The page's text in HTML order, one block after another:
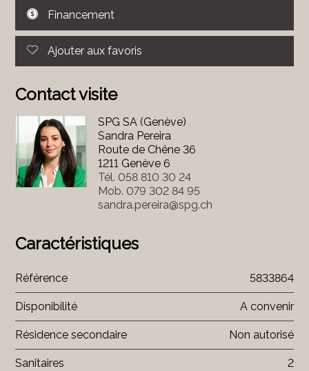
Financement
Ajouter aux favoris
Contact visite
SPG SA (Genève)
Sandra Pereira
Route de Chêne 36
1211 Genève 6
Tél. 058 810 30 24
Mob. 079 302 84 95
sandra.pereira@spg.ch
Caractéristiques
Référence 5833864
Disponibilité A convenir
Résidence secondaire Non autorisé
Sanitaires 2